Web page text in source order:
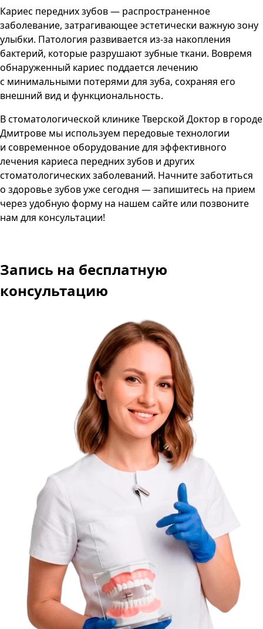
Кариес передних зубов — распространенное
заболевание, затрагивающее эстетически важную зону
улыбки. Патология развивается из-за накопления
бактерий, которые разрушают зубные ткани. Вовремя
обнаруженный кариес поддается лечению
с минимальными потерями для зуба, сохраняя его
внешний вид и функциональность.
В стоматологической клинике Тверской Доктор в городе
Дмитрове мы используем передовые технологии
и современное оборудование для эффективного
лечения кариеса передних зубов и других
стоматологических заболеваний. Начните заботиться
о здоровье зубов уже сегодня — запишитесь на прием
через удобную форму на нашем сайте или позвоните
нам для консультации!
Запись на бесплатную
консультацию